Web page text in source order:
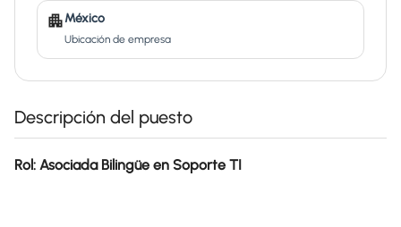
México
Ubicación de empresa
Descripción del puesto
Rol: Asociada Bilingüe en Soporte TI